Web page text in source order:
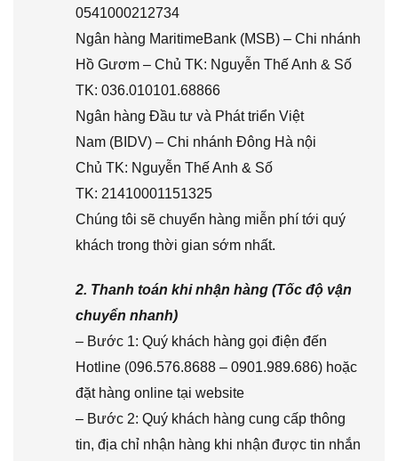
0541000212734
Ngân hàng MaritimeBank (MSB) – Chi nhánh
Hồ Gươm – Chủ TK: Nguyễn Thế Anh & Số
TK: 036.010101.68866
Ngân hàng Đầu tư và Phát triển Việt
Nam (BIDV) – Chi nhánh Đông Hà nội
Chủ TK: Nguyễn Thế Anh & Số
TK: 21410001151325
Chúng tôi sẽ chuyển hàng miễn phí tới quý
khách trong thời gian sớm nhất.
2. Thanh toán khi nhận hàng (Tốc độ vận
chuyển nhanh)
– Bước 1: Quý khách hàng gọi điện đến
Hotline (096.576.8688 – 0901.989.686) hoặc
đặt hàng online tại website
– Bước 2: Quý khách hàng cung cấp thông
tin, địa chỉ nhận hàng khi nhận được tin nhắn